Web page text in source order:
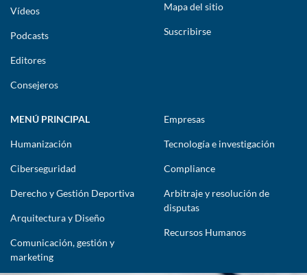
Vídeos
Podcasts
Editores
Consejeros
Mapa del sitio
Suscribirse
MENÚ PRINCIPAL
Humanización
Ciberseguridad
Derecho y Gestión Deportiva
Arquitectura y Diseño
Comunicación, gestión y
marketing
Empresas
Tecnología e investigación
Compliance
Arbitraje y resolución de
disputas
Recursos Humanos